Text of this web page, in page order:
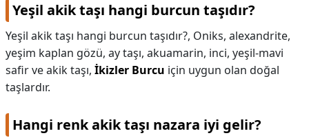
Yeşil akik taşı hangi burcun taşıdır?
Yeşil akik taşı hangi burcun taşıdır?, Oniks, alexandrite,
yeşim kaplan gözü, ay taşı, akuamarin, inci, yeşil-mavi
safir ve akik taşı, İkizler Burcu için uygun olan doğal
taşlardır.
Hangi renk akik taşı nazara iyi gelir?